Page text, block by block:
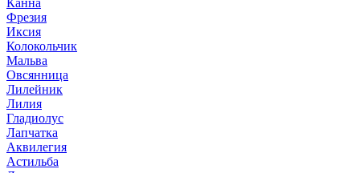
Канна
Фрезия
Иксия
Колокольчик
Мальва
Овсянница
Лилейник
Лилия
Гладиолус
Лапчатка
Аквилегия
Астильба